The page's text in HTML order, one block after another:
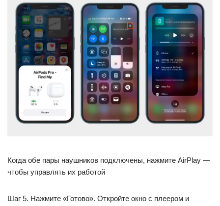
Когда обе пары наушников подключены, нажмите AirPlay —
чтобы управлять их работой
Шаг 5. Нажмите «Готово». Откройте окно с плеером и